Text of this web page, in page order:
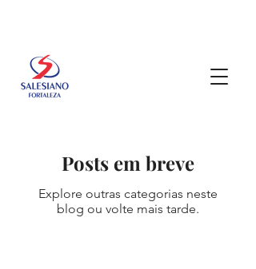
Posts em breve
Explore outras categorias neste
blog ou volte mais tarde.